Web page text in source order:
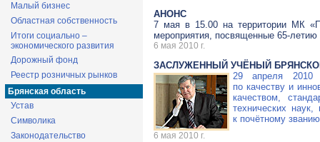
Малый бизнес
Областная собственность
Итоги социально –
экономического развития
Дорожный фонд
Реестр розничных рынков
Брянская область
Устав
Символика
Законодательство
АНОНС
7 мая в 15.00 на территории МК
мероприятия, посвященные 65-летию
6 мая 2010 г.
ЗАСЛУЖЕННЫЙ УЧЁНЫЙ
29 апреля 2010
по качеству и
качеством,
технических
к почётному
6 мая 2010 г.